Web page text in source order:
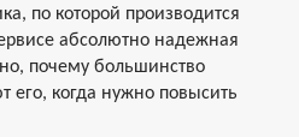
по которой производится
абсолютно надежная
почему большинство
его, когда нужно повысить